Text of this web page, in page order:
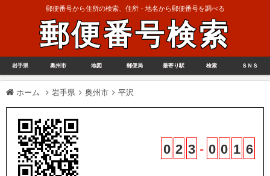
郵便番号から住所の検索、住所・地名から郵便番号を調べる
郵便番号検索
岩手県 奥州市 地図 郵便局 最寄り駅 検索 ＳＮＳ
ホーム 岩手県 奥州市 平沢
0 2 3 - 0 0 1 6